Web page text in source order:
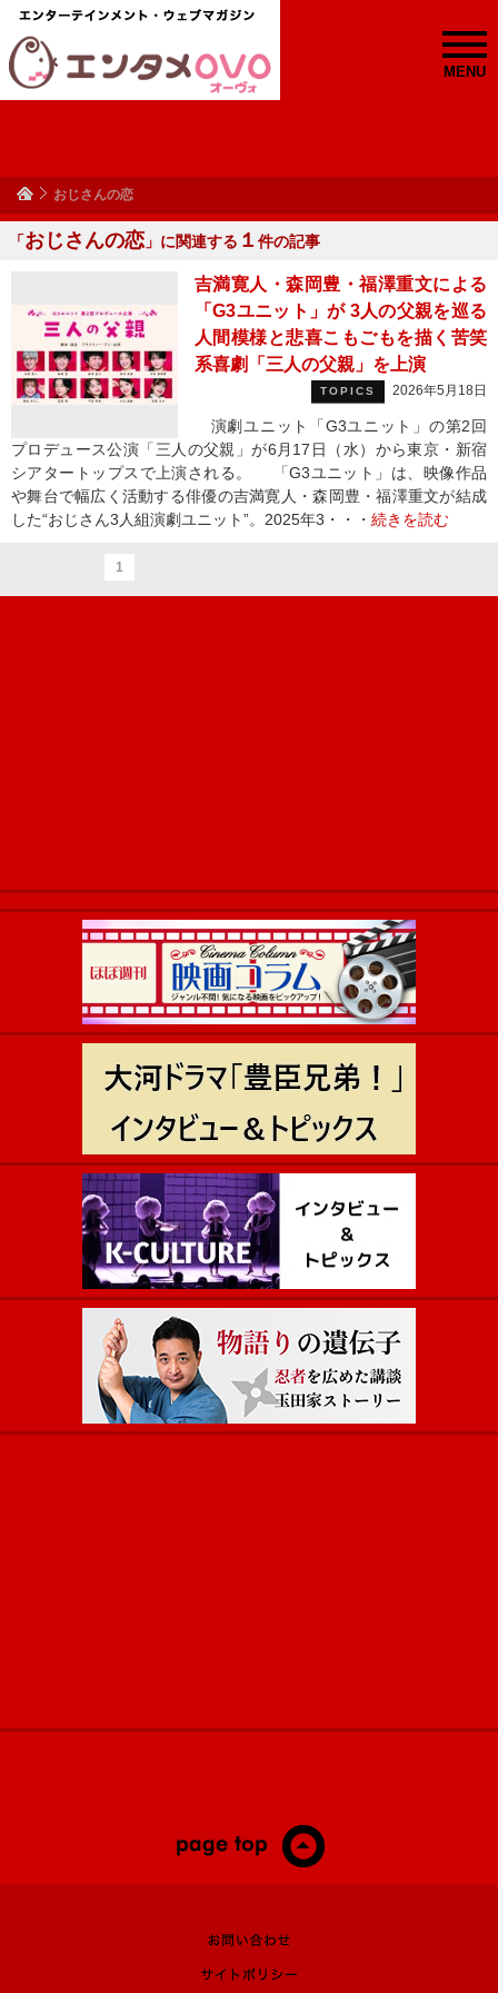
MENU
おじさんの恋
「おじさんの恋 」に関連する １ 件の記事
吉満寛人・森岡豊・福澤重文による
「G3ユニット」が 3人の父親を巡る
人間模様と悲喜こもごもを描く苦笑
系喜劇「三人の父親」を上演
TOPICS 2026年5月18日
演劇ユニット「G3ユニット」の第2回
プロデュース公演「三人の父親」が6月17日（水）から東京・新宿
シアタートップスで上演される。 「G3ユニット」は、映像作品
や舞台で幅広く活動する俳優の吉満寛人・森岡豊・福澤重文が結成
した“おじさん3人組演劇ユニット”。2025年3・・・ 続きを読む
1